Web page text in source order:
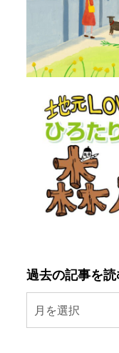
過去の記事を読
月を選択